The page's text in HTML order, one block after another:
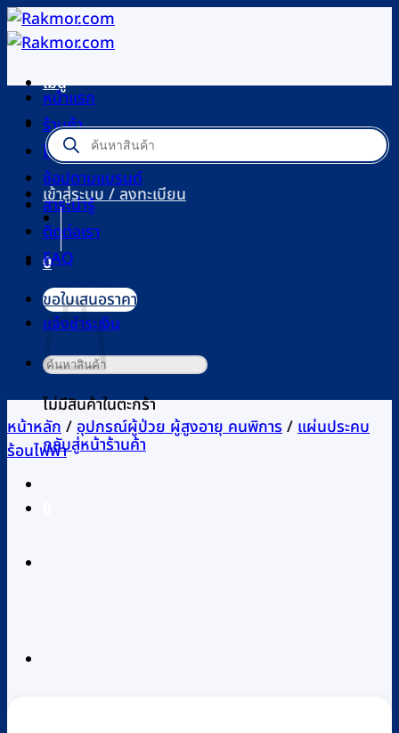
ข้าม
ไป
เนื้อหาเมนู
Products
search
เข้าสู่ระบบ / ลงทะเบียน
0
ตะกร้าสินค้า
ไม่มีสินค้าในตะกร้า
กลับสู่หน้าร้านค้า
หน้าแรก
ร้านค้า
โปรโมชัน
ช้อปตามแบรนด์
สาระน่ารู้
ติดต่อเรา
FAQ
ขอใบเสนอราคา
แจ้งชำระเงิน
ค้นหา:
หน้าหลัก/อุปกรณ์ผู้ป่วย ผู้สูงอายุ คนพิการ/แผ่นประคบ
ร้อนไฟฟ้า